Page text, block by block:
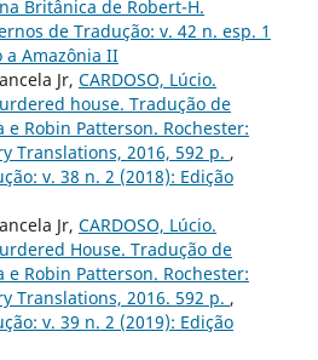
Britânica de Robert-H.
de Tradução: v. 42 n. esp. 1
a Amazônia II
Jr, CARDOSO, Lúcio.
house. Tradução de
e Robin Patterson. Rochester:
Translations, 2016, 592 p. ,
v. 38 n. 2 (2018): Edição
Jr, CARDOSO, Lúcio.
House. Tradução de
e Robin Patterson. Rochester:
Translations, 2016. 592 p. ,
v. 39 n. 2 (2019): Edição